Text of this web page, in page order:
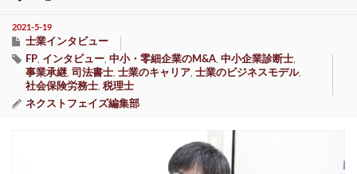
2021-5-19
士業インタビュー
FP インタビュー 中小・零細企業のM&A 中小企業診断士
事業承継 司法書士 士業のキャリア 士業のビジネスモデル,
社会保険労務士 税理士
ネクストフェイズ編集部